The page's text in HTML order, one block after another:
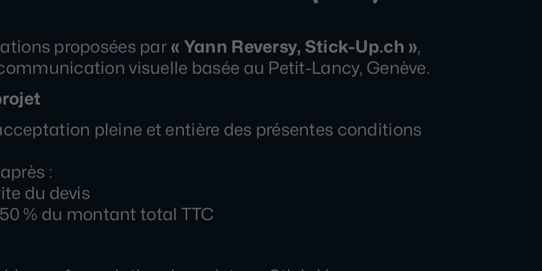
proposées par « Yann Reversy, Stick-Up.ch »,
visuelle basée au Petit-Lancy, Genève.
pleine et entière des présentes conditions
:
du devis
% du montant total TTC